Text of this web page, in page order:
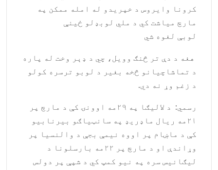
کرونا وایروس د خپریدو له امله ممکن په
مارچ میاشت کي د ملي لوبډلو ځینې
لوبې لغوه شي
هغه د دې تر څنګ وویل، چي د ډېر وخت له پاره
د تماشاچیانو څخه بغیر د لوبو ترسره کولو
د زغم وړ نه دي.
رسمي: د لالیګا په ۲۹مه اوونۍ کې د مارچ پر
۲۱مه ریال ماډریډ په سانټیاګو بیرنابیو
کې د ماښام پر اووه نیمې بجې د والنسیا پر
وړاندې او د مارچ پر ۲۲مه بارسلونا د
لیګانیس سره په نیو کمپ کي د شپې پر دولس